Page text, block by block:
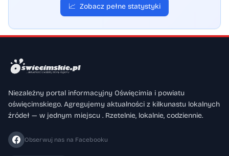
📈 Zobacz pełne statystyki
Niezależny portal informacyjny Oświęcimia i powiatu
oświęcimskiego. Agregujemy aktualności z kilkunastu lokalnych
źródeł — w jednym miejscu . Rzetelnie, lokalnie, codziennie.
Obserwuj nas na Facebooku